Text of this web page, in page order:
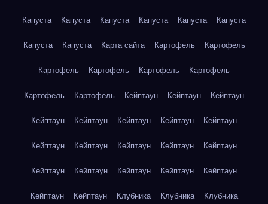
Капуста Капуста Капуста Капуста Капуста Капуста
Капуста Капуста Карта сайта Картофель Картофель
Картофель Картофель Картофель Картофель
Картофель Картофель Кейптаун Кейптаун Кейптаун
Кейптаун Кейптаун Кейптаун Кейптаун Кейптаун
Кейптаун Кейптаун Кейптаун Кейптаун Кейптаун
Кейптаун Кейптаун Кейптаун Кейптаун Кейптаун
Кейптаун Кейптаун Клубника Клубника Клубника